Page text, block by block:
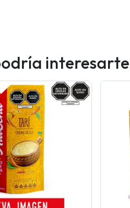
interesarte